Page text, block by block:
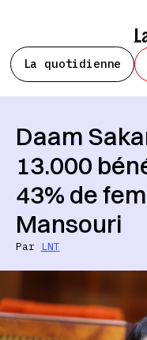
La quotidienne
Daam
13.000
43% de
Mansouri
Par LNT